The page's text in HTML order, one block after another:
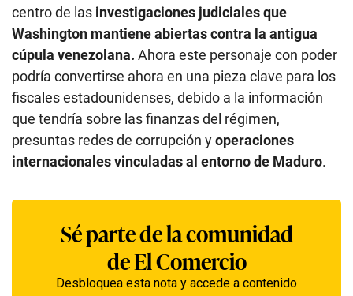
centro de las investigaciones judiciales que
Washington mantiene abiertas contra la antigua
cúpula venezolana. Ahora este personaje con poder
podría convertirse ahora en una pieza clave para los
fiscales estadounidenses, debido a la información
que tendría sobre las finanzas del régimen,
presuntas redes de corrupción yoperaciones
internacionales vinculadas al entorno de Maduro.